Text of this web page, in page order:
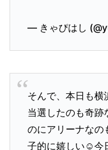
— きゃぴはし
そんで、本日も横
当選したのも奇跡
のにアリーナなの
子的に嬉しい☺️今